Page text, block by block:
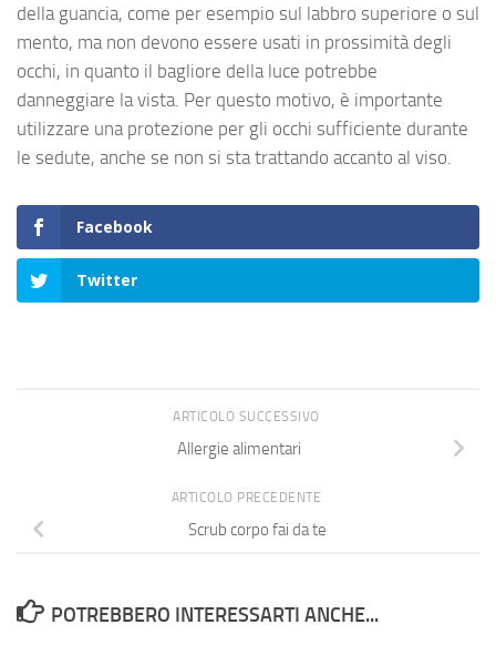
della guancia, come per esempio sul labbro superiore o sul
mento, ma non devono essere usati in prossimità degli
occhi, in quanto il bagliore della luce potrebbe
danneggiare la vista. Per questo motivo, è importante
utilizzare una protezione per gli occhi sufficiente durante
le sedute, anche se non si sta trattando accanto al viso.
Facebook
Twitter
ARTICOLO SUCCESSIVO
Allergie alimentari
ARTICOLO PRECEDENTE
Scrub corpo fai da te
POTREBBERO INTERESSARTI ANCHE...